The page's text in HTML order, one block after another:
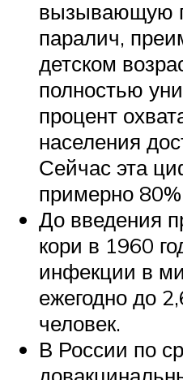
вызывающую
паралич,
детском
полностью
процент
населения
Сейчас эта
примерно
До введения
кори в 1960
инфекции в
ежегодно до
человек.
В России по